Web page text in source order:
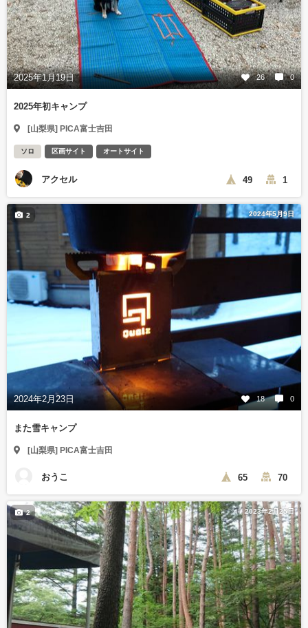
2025年1月19日 26 0
2025年初キャンプ
[山梨県] PICA富士吉田
ソロ 区画サイト オートサイト
アクセル 49 1
2024年5月9日
2024年2月23日 18 0
2
また雪キャンプ
[山梨県] PICA富士吉田
おうこ 65 70
2023年2月25日
2